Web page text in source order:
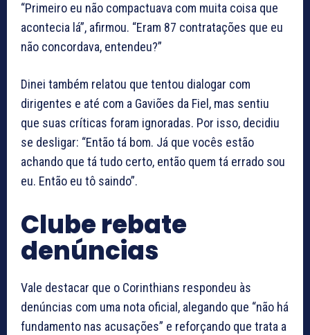
“Primeiro eu não compactuava com muita coisa que
acontecia lá”, afirmou. “Eram 87 contratações que eu
não concordava, entendeu?”
Dinei também relatou que tentou dialogar com
dirigentes e até com a Gaviões da Fiel, mas sentiu
que suas críticas foram ignoradas. Por isso, decidiu
se desligar: “Então tá bom. Já que vocês estão
achando que tá tudo certo, então quem tá errado sou
eu. Então eu tô saindo”.
Clube rebate
denúncias
Vale destacar que o Corinthians respondeu às
denúncias com uma nota oficial, alegando que “não há
fundamento nas acusações” e reforçando que trata a